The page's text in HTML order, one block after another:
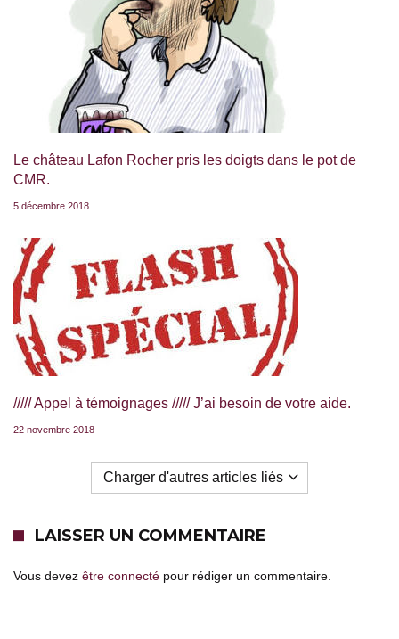
Le château Lafon Rocher pris les doigts dans le pot de
CMR.
5 décembre 2018
///// Appel à témoignages ///// J’ai besoin de votre aide.
22 novembre 2018
Charger d'autres articles liés
LAISSER UN COMMENTAIRE
Vous devez être connecté pour rédiger un commentaire.